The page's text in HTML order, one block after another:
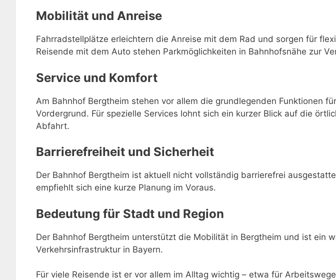
Mobilität und Anreise
Fahrradstellplätze erleichtern die Anreise mit dem Rad und sorgen für
Reisende mit dem Auto stehen Parkmöglichkeiten in Bahnhofsnähe zur
Service und Komfort
Am Bahnhof Bergtheim stehen vor allem die grundlegenden Funktionen
Vordergrund. Für spezielle Services lohnt sich ein kurzer Blick auf die
Abfahrt.
Barrierefreiheit und Sicherheit
Der Bahnhof Bergtheim ist aktuell nicht vollständig barrierefrei
empfiehlt sich eine kurze Planung im Voraus.
Bedeutung für Stadt und Region
Der Bahnhof Bergtheim unterstützt die Mobilität in Bergtheim und ist ein
Verkehrsinfrastruktur in Bayern.
Für viele Reisende ist er vor allem im Alltag wichtig – etwa für